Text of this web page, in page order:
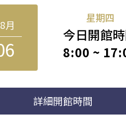
月
星期四
今日開館
8:00 ~
詳細開館時間